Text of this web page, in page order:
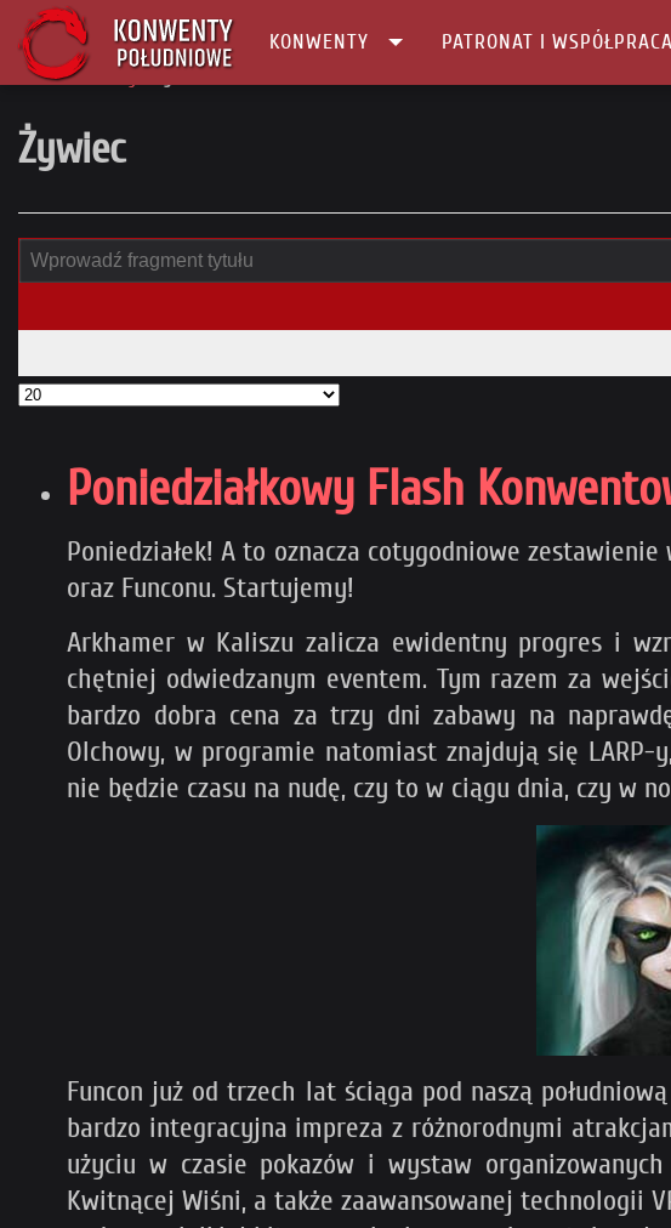
KONWENTY PATRONAT I WSPÓŁPRACA
Główna
Żywiec
Poniedziałkowy Flash
Poniedziałek! A to oznacza cotygodniowe
oraz Funconu. Startujemy!
Arkhamer w Kaliszu zalicza ewidentny progres i
chętniej odwiedzanym eventem. Tym razem za
bardzo dobra cena za trzy dni zabawy na
Olchowy, w programie natomiast znajdują się
nie będzie czasu na nudę, czy to w ciągu dnia, czy w
Funcon już od trzech lat ściąga pod naszą
bardzo integracyjna impreza z różnorodnymi
użyciu w czasie pokazów i wystaw
Kwitnącej Wiśni, a także zaawansowanej technologii